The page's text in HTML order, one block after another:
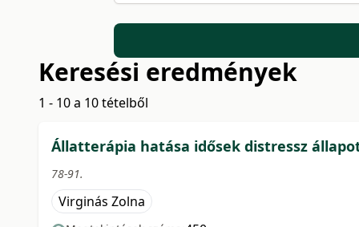
Keresési eredmények
1 - 10 a 10 tételből
Állatterápia hatása idősek distressz
78-91.
Virginás Zolna